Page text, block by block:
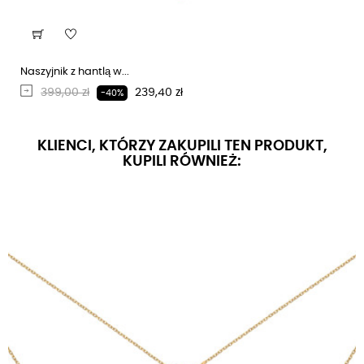
Naszyjnik z hantlą w...
Regularna cena
399,00 zł -40% Cena
239,40 zł
KLIENCI, KTÓRZY ZAKUPILI TEN PRODUKT,
KUPILI RÓWNIEŻ: